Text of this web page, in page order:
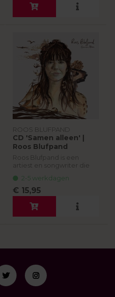
eigen muz...
ROOS BLUFPAND
CD 'Samen alleen' |
Roos Blufpand
Roos Blufpand is een
artiest en songwriter die
haar naam heeft staan en
al meer dan tien jaar op de
planken staat met haar
eigen muz...
2-5 werkdagen
€ 15,95